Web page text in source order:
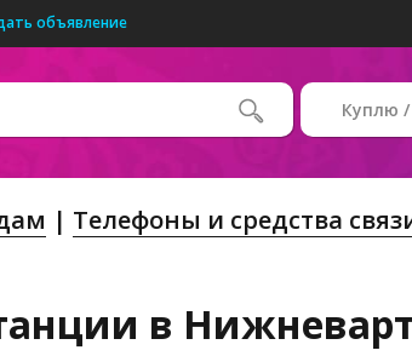
объявление
Куплю
Телефоны и средства
в